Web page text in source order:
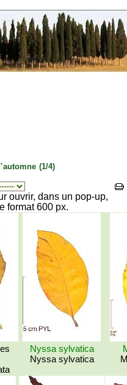
(1/4)
ouvrir, dans un pop-up,
format 600 px.
Nyssa sylvatica
Nyssa sylvatica